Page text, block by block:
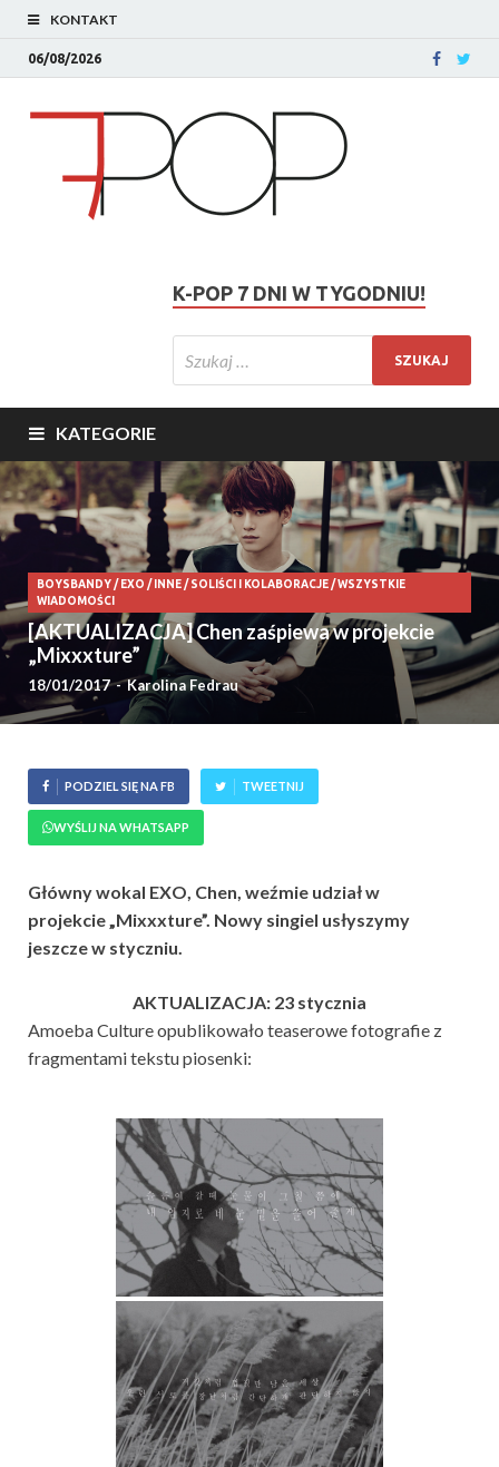
KONTAKT
06/08/2026
K-POP 7 DNI W TYGODNIU!
KATEGORIE
BOYSBANDY/ EXO / INNE/SOLIŚCI I KOLABORACJE/WSZYSTKIE
WIADOMOŚCI
[AKTUALIZACJA] Chen zaśpiewa w projekcie
„Mixxxture”
18/01/2017-Karolina Fedrau
PODZIEL SIĘ NA FB TWEETNIJ
WYŚLIJ NA WHATSAPP
Główny wokal EXO, Chen, weźmie udział w
projekcie „Mixxxture”. Nowy singiel usłyszymy
jeszcze w styczniu.
AKTUALIZACJA: 23 stycznia
Amoeba Culture opublikowało teaserowe fotografie z
fragmentami tekstu piosenki: